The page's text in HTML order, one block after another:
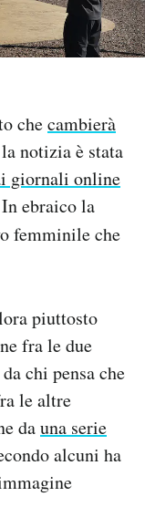
checambierà
notizia è stata
giornali online
ebraico la
piuttosto
fra le due
chi pensa che
le altre
dauna serie
alcuni ha